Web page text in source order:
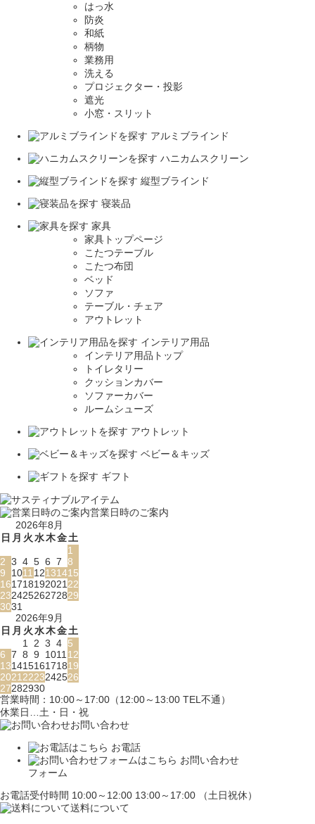
はっ水
防炎
和紙
柄物
業務用
洗える
プロジェクター・投影
遮光
小窓・スリット
アルミブラインド
ハニカムスクリーン
縦型ブラインド
寝装品
家具
家具トップページ
こたつテーブル
こたつ布団
ベッド
ソファ
テーブル・チェア
アウトレット
インテリア用品
インテリア用品トップ
トイレタリー
クッションカバー
ソファーカバー
ルームシューズ
アウトレット
ベビー＆キッズ
ギフト
営業日時のご案内
2026年8月
日 月 火水木金土
1
2 3 4 5 6 7 8
9
101112131415
16171819202122
23242526272829
3031
2026年9月
日 月 火水木金土
1 2 3 4 5
6 7 8 9 101112
13141516171819
20212223242526
27282930
営業時間：10:00～17:00（12:00～13:00 TEL不通）
休業日…土・日・祝
お問い合わせ
お電話
お問い合わせ
フォーム
お電話受付時間 10:00～12:00 13:00～17:00 （土日祝休）
送料について